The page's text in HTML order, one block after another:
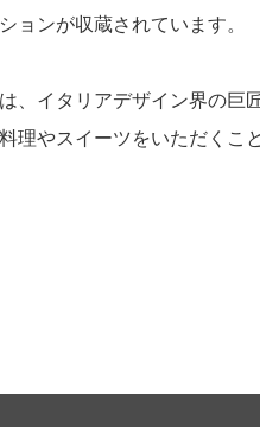
ョンが収蔵されています。
、イタリアデザイン界の
理やスイーツをいただくこ